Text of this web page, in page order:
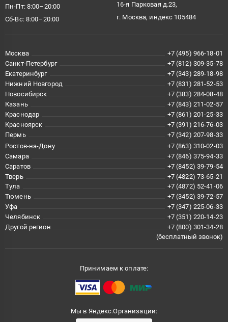
Пн-Пт: 8:00–20:00
Сб-Вс: 8:00–20:00
16-я Парковая д.23,
г. Москва, индекс 105484
Москва
+7 (495) 966-18-01
Санкт-Петербург
+7 (812) 309-35-78
Екатеринбург
+7 (343) 289-18-98
Нижний Новгород
+7 (831) 281-52-53
Новосибирск
+7 (383) 284-08-48
Казань
+7 (843) 211-02-57
Краснодар
+7 (861) 201-25-33
Красноярск
+7 (391) 216-76-03
Пермь
+7 (342) 207-98-33
Ростов-на-Дону
+7 (863) 310-02-03
Самара
+7 (846) 375-94-33
Саратов
+7 (8452) 39-79-54
Тверь
+7 (4822) 73-65-21
Тула
+7 (4872) 52-41-06
Тюмень
+7 (3452) 39-72-57
Уфа
+7 (347) 225-06-33
Челябинск
+7 (351) 220-14-23
Другой регион
+7 (800) 301-34-28
(бесплатный звонок)
Принимаем к оплате:
Мы в Яндекс.Организации: